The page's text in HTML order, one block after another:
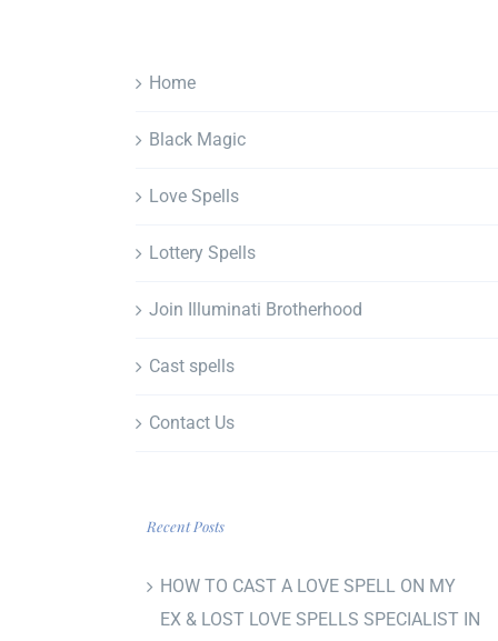
Home
Black Magic
Love Spells
Lottery Spells
Join Illuminati Brotherhood
Cast spells
Contact Us
Recent Posts
HOW TO CAST A LOVE SPELL ON MY
EX & LOST LOVE SPELLS SPECIALIST IN